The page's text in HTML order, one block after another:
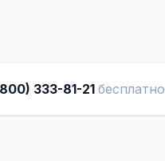
333-81-21 бесплатно